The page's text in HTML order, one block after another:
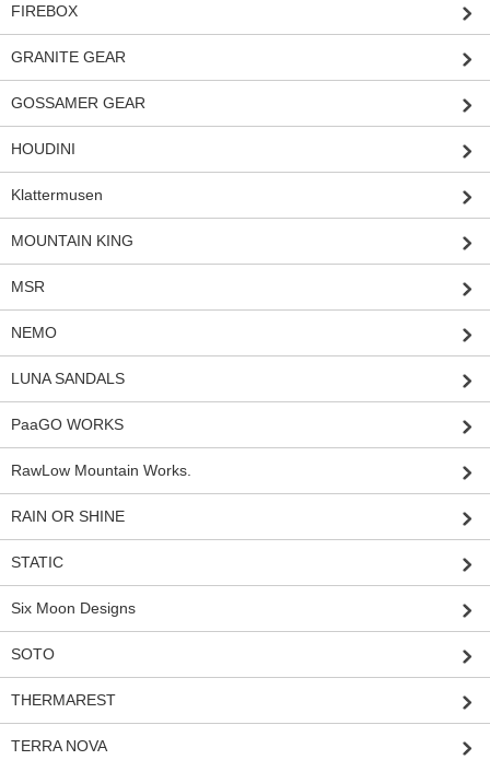
FIREBOX
GRANITE GEAR
GOSSAMER GEAR
HOUDINI
Klattermusen
MOUNTAIN KING
MSR
NEMO
LUNA SANDALS
PaaGO WORKS
RawLow Mountain Works.
RAIN OR SHINE
STATIC
Six Moon Designs
SOTO
THERMAREST
TERRA NOVA